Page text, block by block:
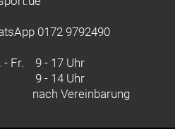
0172 9792490
- Fr. 9 - 17 Uhr
9 - 14 Uhr
nach Vereinbarung